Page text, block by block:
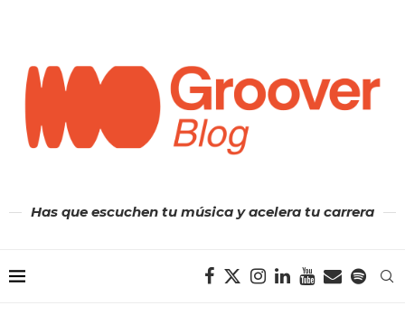
Has que escuchen tu música y acelera tu carrera